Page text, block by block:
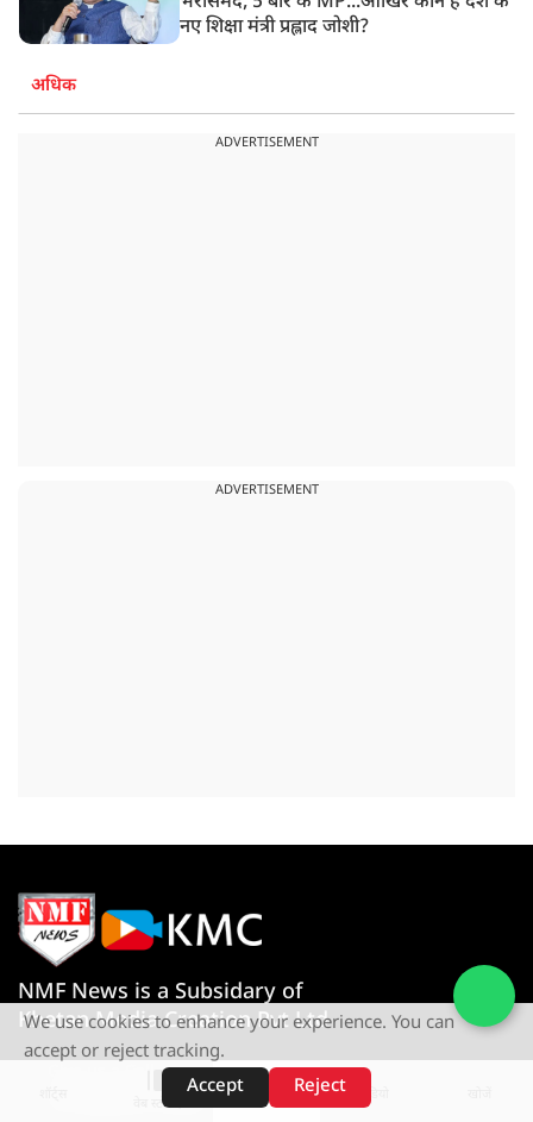
नए शिक्षा मंत्री प्रह्लाद जोशी?
अधिक
ADVERTISEMENT
ADVERTISEMENT
वेब स्टोरीज़
NMF News is a Subsidary of
Khetan Media Creation Pvt Ltd
+91-080767 27261
We use cookies to enhance your experience. You can
accept or reject tracking.
Accept
Reject